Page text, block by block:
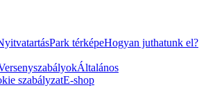
Park térképeHogyan juthatunk el?
Általános
szabályzatE-shop